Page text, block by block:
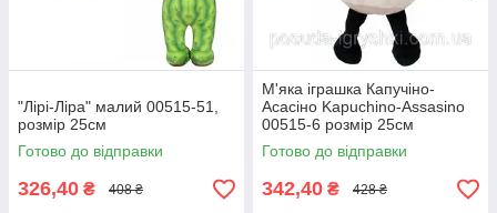
"Лірі-Ліра" малий 00515-51,
розмір 25см
Готово до відправки
326,40 ₴ 408 ₴
М'яка іграшка Капучіно-
Асасіно Kapuchino-Assasino
00515-6 розмір 25см
Готово до відправки
342,40 ₴ 428 ₴